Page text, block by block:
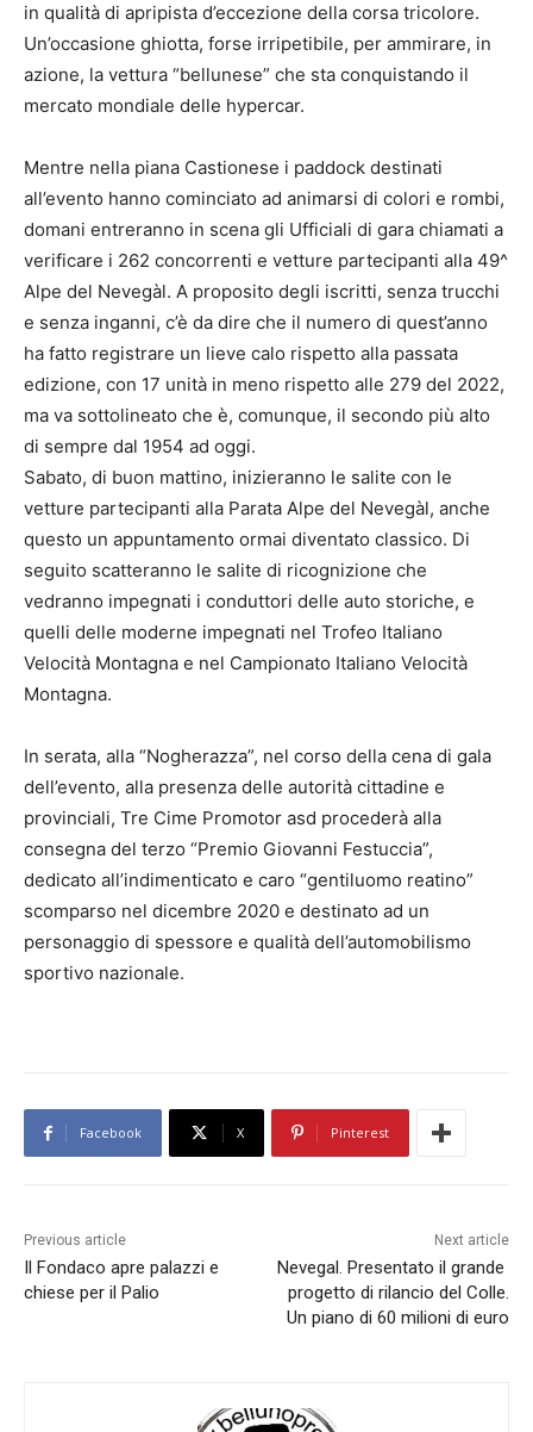
in qualità di apripista d’eccezione della corsa tricolore.
Un’occasione ghiotta, forse irripetibile, per ammirare, in
azione, la vettura “bellunese” che sta conquistando il
mercato mondiale delle hypercar.
Mentre nella piana Castionese i paddock destinati
all’evento hanno cominciato ad animarsi di colori e rombi,
domani entreranno in scena gli Ufficiali di gara chiamati a
verificare i 262 concorrenti e vetture partecipanti alla 49^
Alpe del Nevegàl. A proposito degli iscritti, senza trucchi
e senza inganni, c’è da dire che il numero di quest’anno
ha fatto registrare un lieve calo rispetto alla passata
edizione, con 17 unità in meno rispetto alle 279 del 2022,
ma va sottolineato che è, comunque, il secondo più alto
di sempre dal 1954 ad oggi.
Sabato, di buon mattino, inizieranno le salite con le
vetture partecipanti alla Parata Alpe del Nevegàl, anche
questo un appuntamento ormai diventato classico. Di
seguito scatteranno le salite di ricognizione che
vedranno impegnati i conduttori delle auto storiche, e
quelli delle moderne impegnati nel Trofeo Italiano
Velocità Montagna e nel Campionato Italiano Velocità
Montagna.
In serata, alla “Nogherazza”, nel corso della cena di gala
dell’evento, alla presenza delle autorità cittadine e
provinciali, Tre Cime Promotor asd procederà alla
consegna del terzo “Premio Giovanni Festuccia”,
dedicato all’indimenticato e caro “gentiluomo reatino”
scomparso nel dicembre 2020 e destinato ad un
personaggio di spessore e qualità dell’automobilismo
sportivo nazionale.
Facebook X Pinterest
Previous article
Il Fondaco apre palazzi e
chiese per il Palio
Next article
Nevegal. Presentato il grande
progetto di rilancio del Colle.
Un piano di 60 milioni di euro